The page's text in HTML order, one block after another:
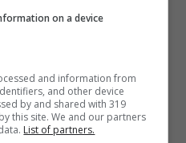
a differenza di Giletti,
lunghe non più di tre
ha detto il
on a device
and information from
and other device
by and shared with 319
this site. We and our partners
List of partners.